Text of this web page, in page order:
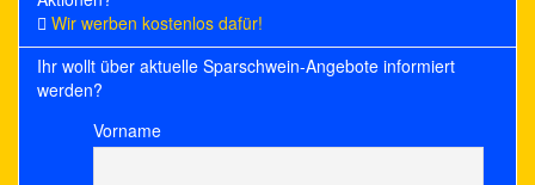
Wir werben kostenlos dafür!
Ihr wollt über aktuelle Sparschwein-Angebote informiert
werden?
Vorname